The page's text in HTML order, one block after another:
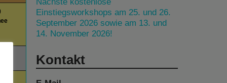
Einstiegsworkshops am 25. und 26.
September 2026 sowie am 13. und
14. November 2026!
Kontakt